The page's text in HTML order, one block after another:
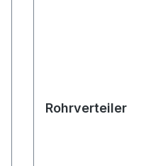
Rohrverteiler